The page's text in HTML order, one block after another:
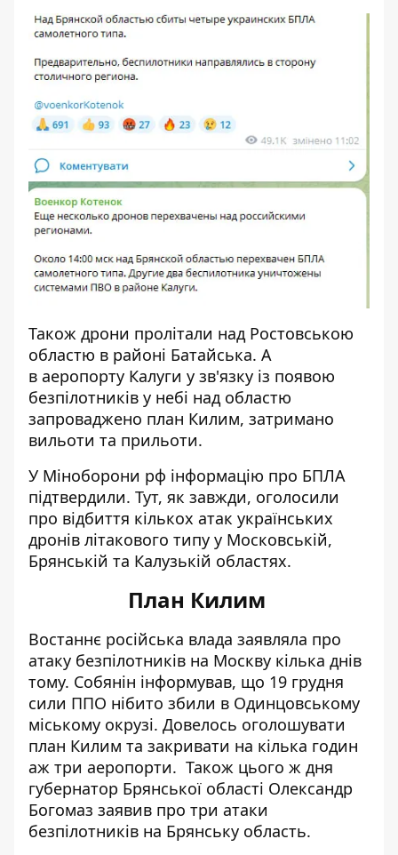
Також дрони пролітали над Ростовською
областю в районі Батайська. А
в аеропорту Калуги у зв'язку із появою
безпілотників у небі над областю
запроваджено план Килим, затримано
вильоти та прильоти.
У Міноборони рф інформацію про БПЛА
підтвердили. Тут, як завжди, оголосили
про відбиття кількох атак українських
дронів літакового типу у Московській,
Брянській та Калузькій областях.
План Килим
Востаннє російська влада заявляла про
атаку безпілотників на Москву кілька днів
тому. Собянін інформував, що 19 грудня
сили ППО нібито збили в Одинцовському
міському окрузі. Довелось оголошувати
план Килим та закривати на кілька годин
аж три аеропорти. Також цього ж дня
губернатор Брянської області Олександр
Богомаз заявив про три атаки
безпілотників на Брянську область.